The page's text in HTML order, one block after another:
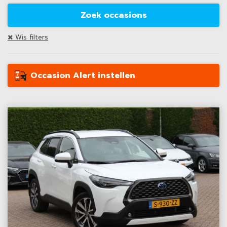
Wis filters
Occasion Alert instellen